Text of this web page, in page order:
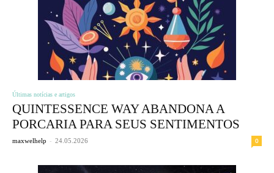
Últimas notícias e artigos
QUINTESSENCE WAY ABANDONA A
PORCARIA PARA SEUS SENTIMENTOS
maxwelhelp - 24.05.2026 0